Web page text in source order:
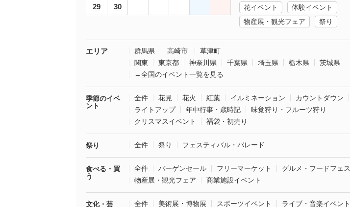
29
30 花イベント
体験イベント
物産展・観光フェア
祭り
エリア 群馬県 高崎市
草津町
関東
東京都 神奈川県 千葉県 埼玉県 栃木県
茨城県
→全国のイベント一覧を見る
季節のイベ
ント
全件 花見 花火 紅葉 イルミネーション カウントダウン
ライトアップ
年中行事・歳時記
味覚狩り・フルーツ狩り
クリスマスイベント
福袋・初売り
祭り 全件 祭り フェスティバル・パレード
食べる・買
う
全件 バーゲンセール フリーマーケット
グルメ・フードフェス
物産展・観光フェア
商業施設イベント
文化・芸
全件 美術展・博物展 スポーツイベント
ライブ・音楽イベント